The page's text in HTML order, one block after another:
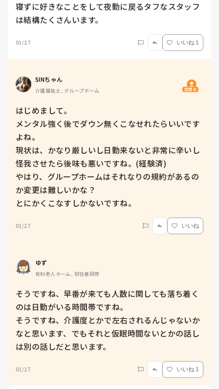
寝ずに好きなことをして夜勤に戻るタフなスタッフ
は結構たくさんいます。
01/27 いいね 1
SINちゃん
介護福祉士, グループホーム 質問主
はじめまして。
メンタル強く後でダウン無くこなせれたらいいです
よね。
現状は、かなり厳しいし日勤来ないと非常に辛いし
怪我させたら後味も悪いですね。(経験済)
やはり、グループホームはそれなりの規約があるの
か変更は難しいかな？
とにかくこなすしかないですね。
01/27 いいね
ゆず
有料老人ホーム, 初任者研修
そうですね、早番が来ても人数に関しても落ち着く
のは日勤がいる時間帯ですね。
そうですね、介護度とかで左右されるんじゃないか
なと思います、でもそれと仮眠時間ないとかの話し
は別の話しだと思います。
01/27 いいね 1